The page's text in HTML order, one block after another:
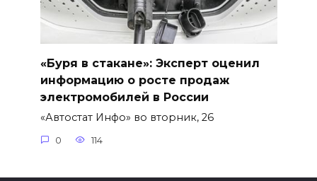
«Буря в стакане»: Эксперт оценил
информацию о росте продаж
электромобилей в России
«Автостат Инфо» во вторник, 26
0 114